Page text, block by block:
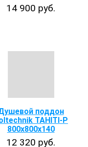
14 900 руб.
поддон
TAHITI-P
800х800х140
12 320 руб.